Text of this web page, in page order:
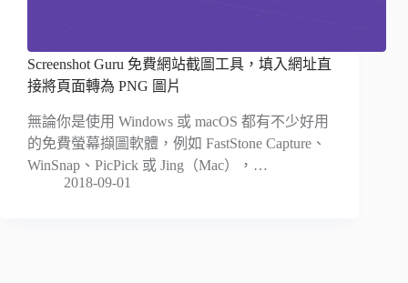
Screenshot Guru 免費網站截圖工具，填入網址直
接將頁面轉為 PNG 圖片
無論你是使用 Windows 或 macOS 都有不少好用
的免費螢幕擷圖軟體，例如 FastStone Capture、
WinSnap、PicPick 或 Jing（Mac），…
2018-09-01